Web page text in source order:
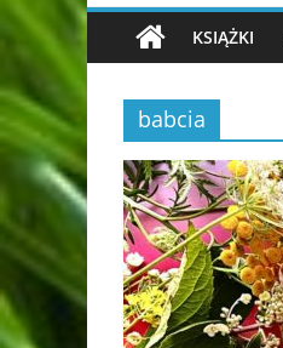
KSIĄŻKI
babcia